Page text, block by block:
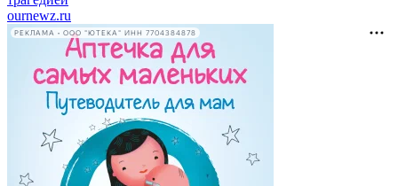
ournewz.ru
РЕКЛАМА • ООО "ЮТЕКА" ИНН 7704384878